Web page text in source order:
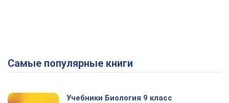
Самые популярные книги
Учебники Биология 9 класс